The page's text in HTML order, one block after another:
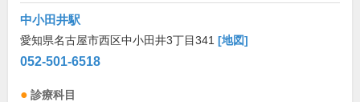
中小田井駅
愛知県名古屋市西区中小田井3丁目341 [地図]
052-501-6518
診療科目